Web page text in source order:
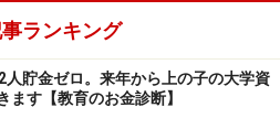
ランキング
人貯金ゼロ。来年から上の子の大学資
ます【教育のお金診断】